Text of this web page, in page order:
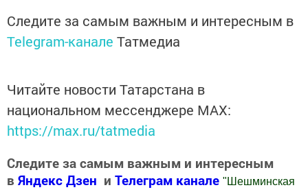
Следите за самым важным и интересным в
Telegram-канале Татмедиа
Читайте новости Татарстана в
национальном мессенджере MАХ:
https://max.ru/tatmedia
Следите за самым важным и интересным
в Яндекс Дзен и Телеграм канале "Шешминская